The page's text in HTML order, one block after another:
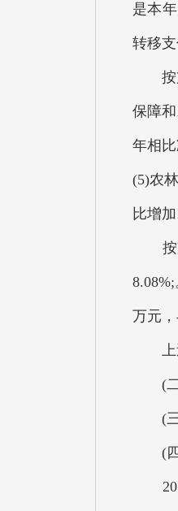
是本
转移
按支
保障
年相
(5)农
比增
按支
万元
上述
(二
(三
(四
2018